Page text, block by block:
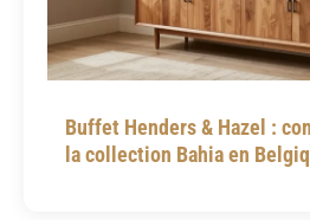
Buffet Henders & Hazel :
la collection Bahia en